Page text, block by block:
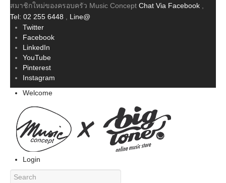
สมาชิกใหม่ของครอบครัว Music Concept Chat Via Facebook
Tel: 02 255 6448
Line@
Twitter
Facebook
LinkedIn
YouTube
Pinterest
Instagram
Welcome
Login